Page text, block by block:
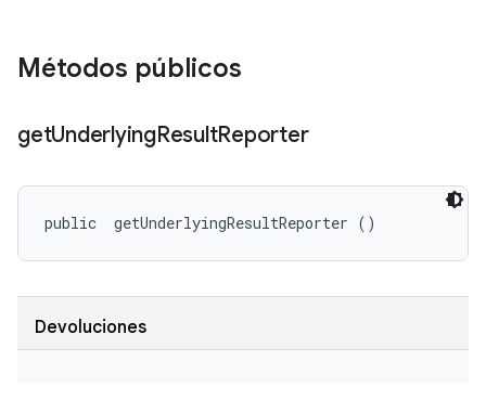
Métodos públicos
getUnderlyingResultReporter
public getUnderlyingResultReporter ()
Devoluciones